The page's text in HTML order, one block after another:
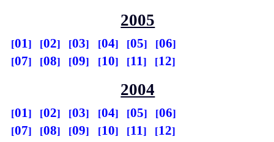
2005
01 02 03 04 05
06
07
08 09 10 11 12
2004
01 02 03 04 05
06
07
08 09 10 11 12